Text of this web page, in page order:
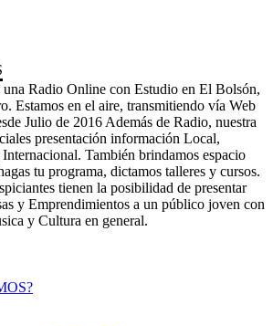
Radio Online con Estudio en El Bolsón,
Estamos en el aire, transmitiendo vía Web
Julio de 2016 Además de Radio, nuestra
presentación información Local,
También brindamos espacio
tu programa, dictamos talleres y cursos.
tienen la posibilidad de presentar
y Emprendimientos a un público joven con
y Cultura en general.